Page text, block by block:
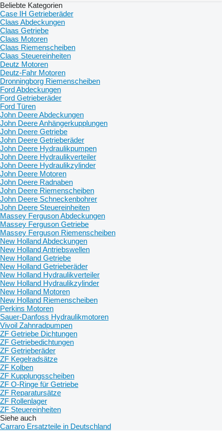
Beliebte Kategorien
Case IH Getrieberäder
Claas Abdeckungen
Claas Getriebe
Claas Motoren
Claas Riemenscheiben
Claas Steuereinheiten
Deutz Motoren
Deutz-Fahr Motoren
Dronningborg Riemenscheiben
Ford Abdeckungen
Ford Getrieberäder
Ford Türen
John Deere Abdeckungen
John Deere Anhängerkupplungen
John Deere Getriebe
John Deere Getrieberäder
John Deere Hydraulikpumpen
John Deere Hydraulikverteiler
John Deere Hydraulikzylinder
John Deere Motoren
John Deere Radnaben
John Deere Riemenscheiben
John Deere Schneckenbohrer
John Deere Steuereinheiten
Massey Ferguson Abdeckungen
Massey Ferguson Getriebe
Massey Ferguson Riemenscheiben
New Holland Abdeckungen
New Holland Antriebswellen
New Holland Getriebe
New Holland Getrieberäder
New Holland Hydraulikverteiler
New Holland Hydraulikzylinder
New Holland Motoren
New Holland Riemenscheiben
Perkins Motoren
Sauer-Danfoss Hydraulikmotoren
Vivoil Zahnradpumpen
ZF Getriebe Dichtungen
ZF Getriebedichtungen
ZF Getrieberäder
ZF Kegelradsätze
ZF Kolben
ZF Kupplungsscheiben
ZF O-Ringe für Getriebe
ZF Reparatursätze
ZF Rollenlager
ZF Steuereinheiten
Siehe auch
Carraro Ersatzteile in Deutschland